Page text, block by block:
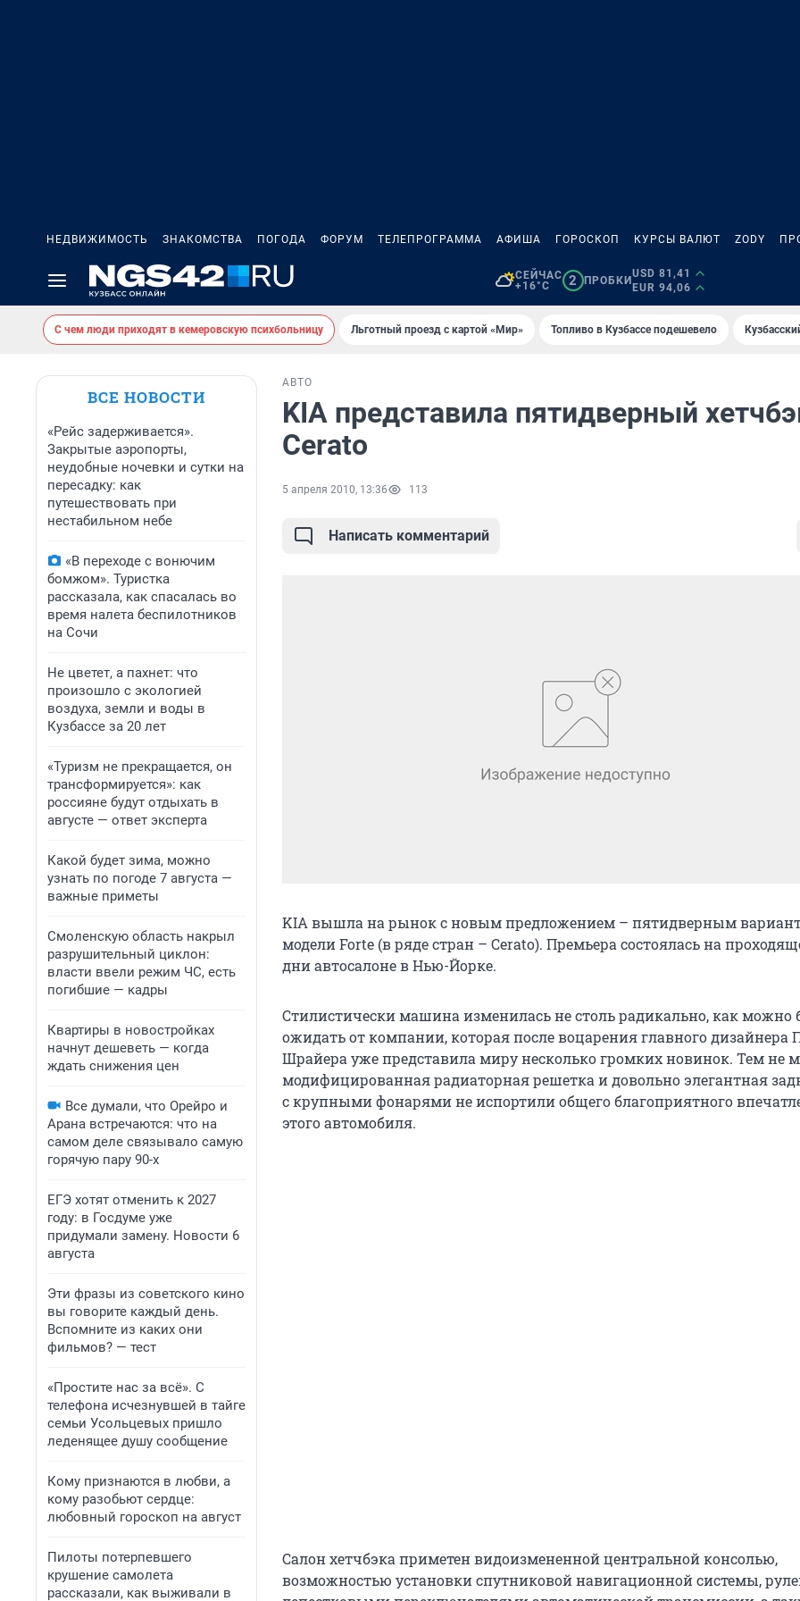
НЕДВИЖИМОСТЬ ЗНАКОМСТВА ПОГОДА ФОРУМ ТЕЛЕПРОГРАММА АФИША ГОРОСКОП КУРСЫ ВАЛЮТ ZODY
СЕЙЧАС
+16°C
2 ПРОБКИ
USD 81,41
EUR 94,06
С чем люди приходят в кемеровскую психбольницу Льготный проезд с картой «Мир» Топливо в Кузбассе подешевело
ВСЕ НОВОСТИ
«Рейс задерживается».
Закрытые аэропорты,
неудобные ночевки и сутки на
пересадку: как
путешествовать при
нестабильном небе
«В переходе с вонючим
бомжом». Туристка
рассказала, как спасалась во
время налета беспилотников
на Сочи
Не цветет, а пахнет: что
произошло с экологией
воздуха, земли и воды в
Кузбассе за 20 лет
«Туризм не прекращается, он
трансформируется»: как
россияне будут отдыхать в
августе — ответ эксперта
Какой будет зима, можно
узнать по погоде 7 августа —
важные приметы
Смоленскую область накрыл
разрушительный циклон:
власти ввели режим ЧС, есть
погибшие — кадры
Квартиры в новостройках
начнут дешеветь — когда
ждать снижения цен
Все думали, что Орейро и
Арана встречаются: что на
самом деле связывало самую
горячую пару 90-х
ЕГЭ хотят отменить к 2027
году: в Госдуме уже
придумали замену. Новости 6
августа
Эти фразы из советского кино
вы говорите каждый день.
Вспомните из каких они
фильмов? — тест
«Простите нас за всё». С
телефона исчезнувшей в тайге
семьи Усольцевых пришло
леденящее душу сообщение
Кому признаются в любви, а
кому разобьют сердце:
любовный гороскоп на август
Пилоты потерпевшего
крушение самолета
рассказали, как выживали в
АВТО
KIA представила пятидверный
Cerato
5 апреля 2010, 13:36 113
Написать комментарий
KIA вышла на рынок с новым предложением – пятидверным
модели Forte (в ряде стран – Cerato). Премьера состоялась на
дни автосалоне в Нью-Йорке.
Стилистически машина изменилась не столь радикально, как можно
ожидать от компании, которая после воцарения главного дизайнера
Шрайера уже представила миру несколько громких новинок. Тем не
модифицированная радиаторная решетка и довольно элегантная
с крупными фонарями не испортили общего благоприятного
этого автомобиля.
Салон хетчбэка приметен видоизмененной центральной консолью,
возможностью установки спутниковой навигационной системы,